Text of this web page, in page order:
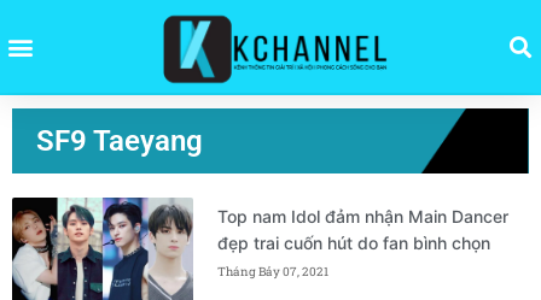
SF9 Taeyang
Top nam Idol đảm nhận Main Dancer
đẹp trai cuốn hút do fan bình chọn
Tháng Bảy 07, 2021